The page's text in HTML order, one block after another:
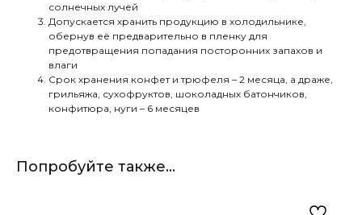
солнечных лучей
Допускается хранить продукцию в холодильнике,
обернув её предварительно в пленку для
предотвращения попадания посторонних запахов и
влаги
Срок хранения конфет и трюфеля – 2 месяца, а драже,
грильяжа, сухофруктов, шоколадных батончиков,
конфитюра, нуги – 6 месяцев
Попробуйте также...